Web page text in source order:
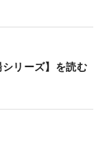
シリーズ】を読む